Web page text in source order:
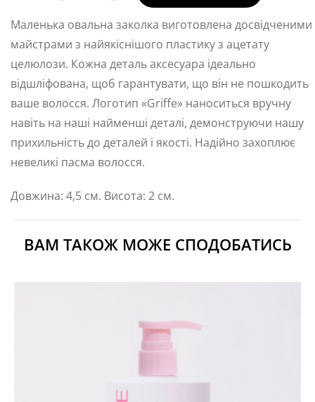
Маленька овальна заколка виготовлена досвідченими
майстрами з найякіснішого пластику з ацетату
целюлози. Кожна деталь аксесуара ідеально
відшліфована, щоб гарантувати, що він не пошкодить
ваше волосся. Логотип «Griffe» наноситься вручну
навіть на наші найменші деталі, демонструючи нашу
прихильність до деталей і якості. Надійно захоплює
невеликі пасма волосся.
Довжина: 4,5 см. Висота: 2 см.
ВАМ ТАКОЖ МОЖЕ СПОДОБАТИСЬ